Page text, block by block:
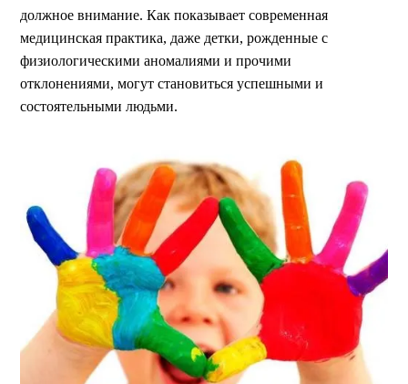
должное внимание. Как показывает современная
медицинская практика, даже детки, рожденные с
физиологическими аномалиями и прочими
отклонениями, могут становиться успешными и
состоятельными людьми.